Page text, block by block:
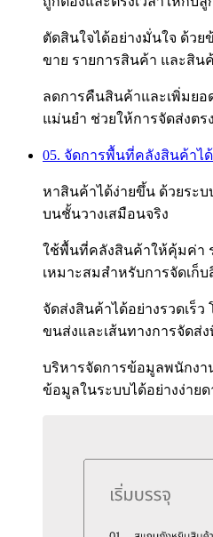
ตัดสินใจได้อย่างมั่นใจ ด้ว
ขาย รายการสินค้า และสิน
ลดการคืนสินค้าและเพิ่มยอ
แม่นยำ ช่วยให้การจัดส่งต
05. จัดการพื้นที่คลังสินค้าไ
หาสินค้าได้ง่ายขึ้น ด้วยระ
บนชั้นวางเสมือนจริง
ใช้พื้นที่คลังสินค้าให้คุ้มค่า
เหมาะสมสำหรับการจัดเก็
จัดส่งสินค้าได้อย่างรวดเร็
ขนส่งและเส้นทางการจัดส่
บริหารจัดการข้อมูลพนักงา
ข้อมูลในระบบได้อย่างง่ายด